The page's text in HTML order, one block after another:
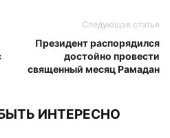
Следующая статья
Президент распорядился
достойно провести
священный месяц Рамадан
ИНТЕРЕСНО